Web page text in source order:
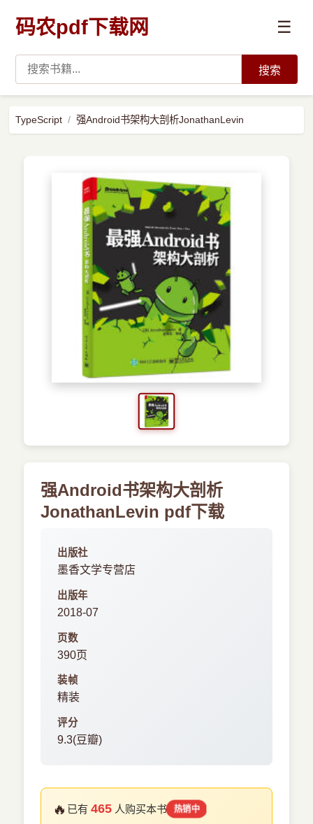
码农pdf下载网 ☰
预订书籍
搜索
TypeScript 强Android书架构大剖析JonathanLevin
强Android书架构大剖析
JonathanLevin pdf下载
出版社
墨香文学专营店
出版年
2018-07
页数
390页
装帧
精装
评分
9.3(豆瓣)
🔥 已有465 人购买本书 热销中